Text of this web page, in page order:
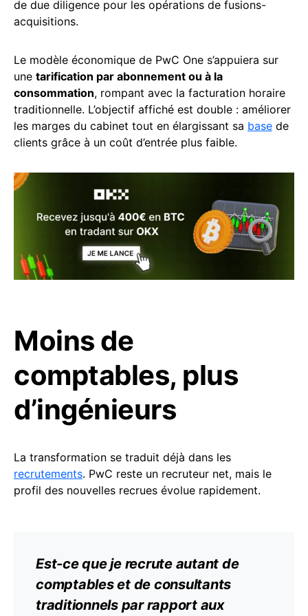
de due diligence pour les opérations de fusions-
acquisitions.
Le modèle économique de PwC One s’appuiera sur
une tarification par abonnement ou à la
consommation, rompant avec la facturation horaire
traditionnelle. L’objectif affiché est double : améliorer
les marges du cabinet tout en élargissant sa base de
clients grâce à un coût d’entrée plus faible.
Moins de
comptables, plus
d’ingénieurs
La transformation se traduit déjà dans les
recrutements. PwC reste un recruteur net, mais le
profil des nouvelles recrues évolue rapidement.
Est-ce que je recruteautant de
comptables et de consultants
traditionnels par rapport aux